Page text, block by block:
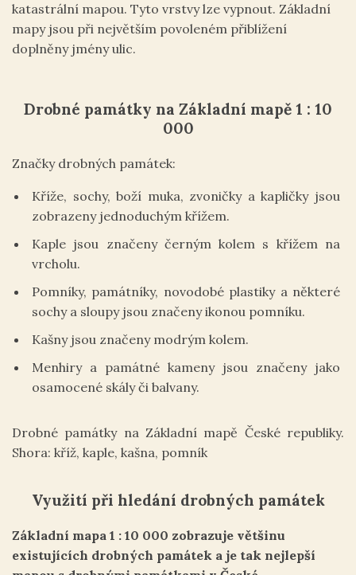
katastrální mapou. Tyto vrstvy lze vypnout. Základní
mapy jsou při největším povoleném přiblížení
doplněny jmény ulic.
Drobné památky na Základní mapě 1 : 10
000
Značky drobných památek:
Kříže, sochy, boží muka, zvoničky a kapličky jsou
zobrazeny jednoduchým křížem.
Kaple jsou značeny černým kolem s křížem na
vrcholu.
Pomníky, památníky, novodobé plastiky a některé
sochy a sloupy jsou značeny ikonou pomníku.
Kašny jsou značeny modrým kolem.
Menhiry a památné kameny jsou značeny jako
osamocené skály či balvany.
Drobné památky na Základní mapě České republiky.
Shora: kříž, kaple, kašna, pomník
Využití při hledání drobných památek
Základní mapa 1 : 10 000 zobrazuje většinu
existujících drobných památek a je tak nejlepší